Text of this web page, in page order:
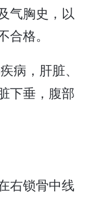
气胸史，以
格。
病，肝脏、
下垂，腹部
右锁骨中线